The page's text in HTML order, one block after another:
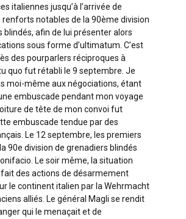
italiennes jusqu’à l’arrivée de
renforts notables de la 90ème division
blindés, afin de lui présenter alors
sous forme d’ultimatum. C’est
des pourparlers réciproques à
quo fut rétabli le 9 septembre. Je
moi-même aux négociations, étant
embuscade pendant mon voyage
de tête de mon convoi fut
embuscade tendue par des
Le 12 septembre, les premiers
90e division de grenadiers blindés
Le soir même, la situation
fait des actions de désarmement
le continent italien par la Wehrmacht
alliés. Le général Magli se rendit
qui le menaçait et de